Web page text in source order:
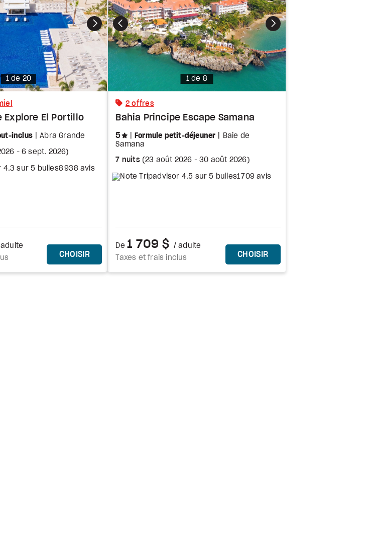
Photo
1 de 20
Explore El Portillo
inclus Abra Grande
-6 sept. 2026)
8 938 avis
CHOISIRCE FORFAIT
Photo
1 de 8
2 offres
Bahia Principe Escape Samana
5 étoiles
Formule petit-déjeuner
Baie de
Samana
7 nuits(23 août 2026 -30 août 2026 )
1 709 avis
De 1 709 $ / adulte
Taxes et frais inclus
CHOISIRCE FORFAIT